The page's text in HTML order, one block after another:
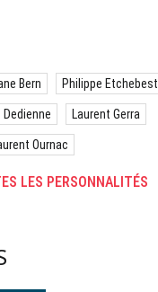
Bern Philippe Etchebest
Laurent Gerra
Ournac
LES PERSONNALITÉS